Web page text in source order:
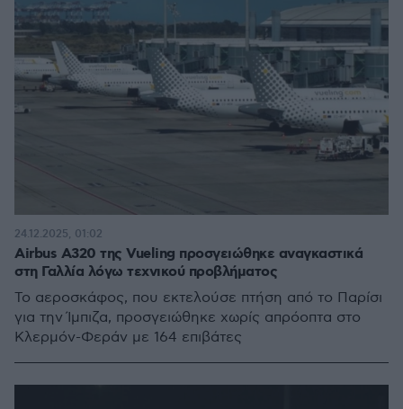
Airbus A320 της Vueling προσγειώθηκε αναγκαστικά
στη Γαλλία λόγω τεχνικού προβλήματος
Το αεροσκάφος, που εκτελούσε πτήση από το Παρίσι
για την Ίμπιζα, προσγειώθηκε χωρίς απρόοπτα στο
Κλερμόν-Φεράν με 164 επιβάτες
24.12.2025, 01:02